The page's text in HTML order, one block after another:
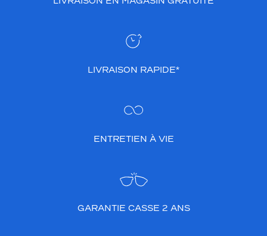
LIVRAISON RAPIDE*
ENTRETIEN À VIE
GARANTIE CASSE 2 ANS